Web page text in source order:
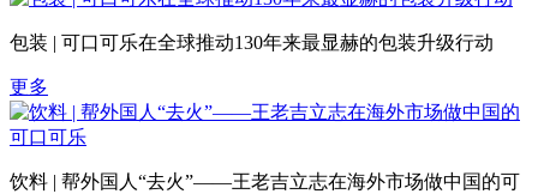
包装 | 可口可乐在全球推动130年来最显赫的包装升级行动
更多
饮料 | 帮外国人“去火”——王老吉立志在海外市场做中国的可